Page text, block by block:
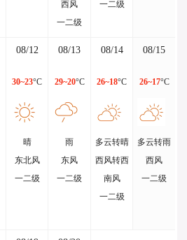
西风
一二级
一二级
08/12
30~23°C
晴
东北风
一二级
08/13
29~20°C
雨
东风
一二级
08/14
26~18°C
多云转晴
西风转西
南风
一二级
08/15
26~17°C
多云转雨
西风
一二级